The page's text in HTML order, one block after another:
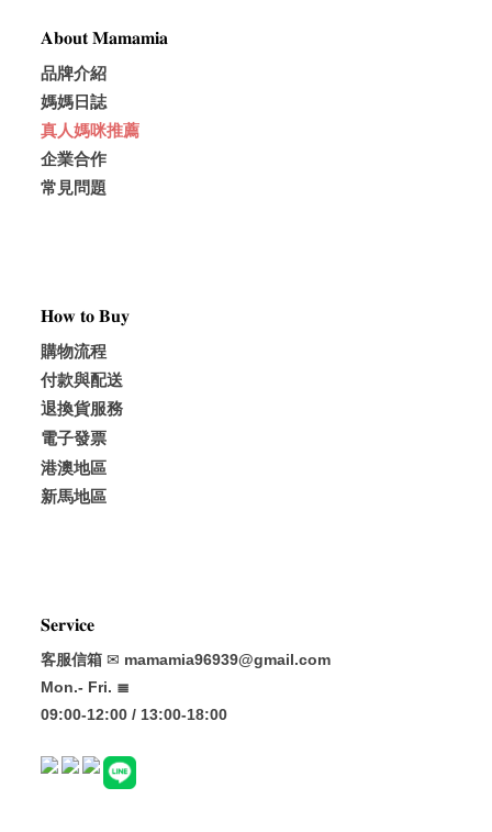
𝐀𝐛𝐨𝐮𝐭 𝐌𝐚𝐦𝐚𝐦𝐢𝐚
品牌介紹
媽媽日誌
真人媽咪推薦
企業合作
常見問題
𝐇𝐨𝐰 𝐭𝐨 𝐁𝐮𝐲
購物流程
付款與配送
退換貨服務
電子發票
港澳地區
新馬地區
𝐒𝐞𝐫𝐯𝐢𝐜𝐞
客服信箱 ✉ mamamia96939@gmail.com
Mon.- Fri. ≣
09:00-12:00 / 13:00-18:00